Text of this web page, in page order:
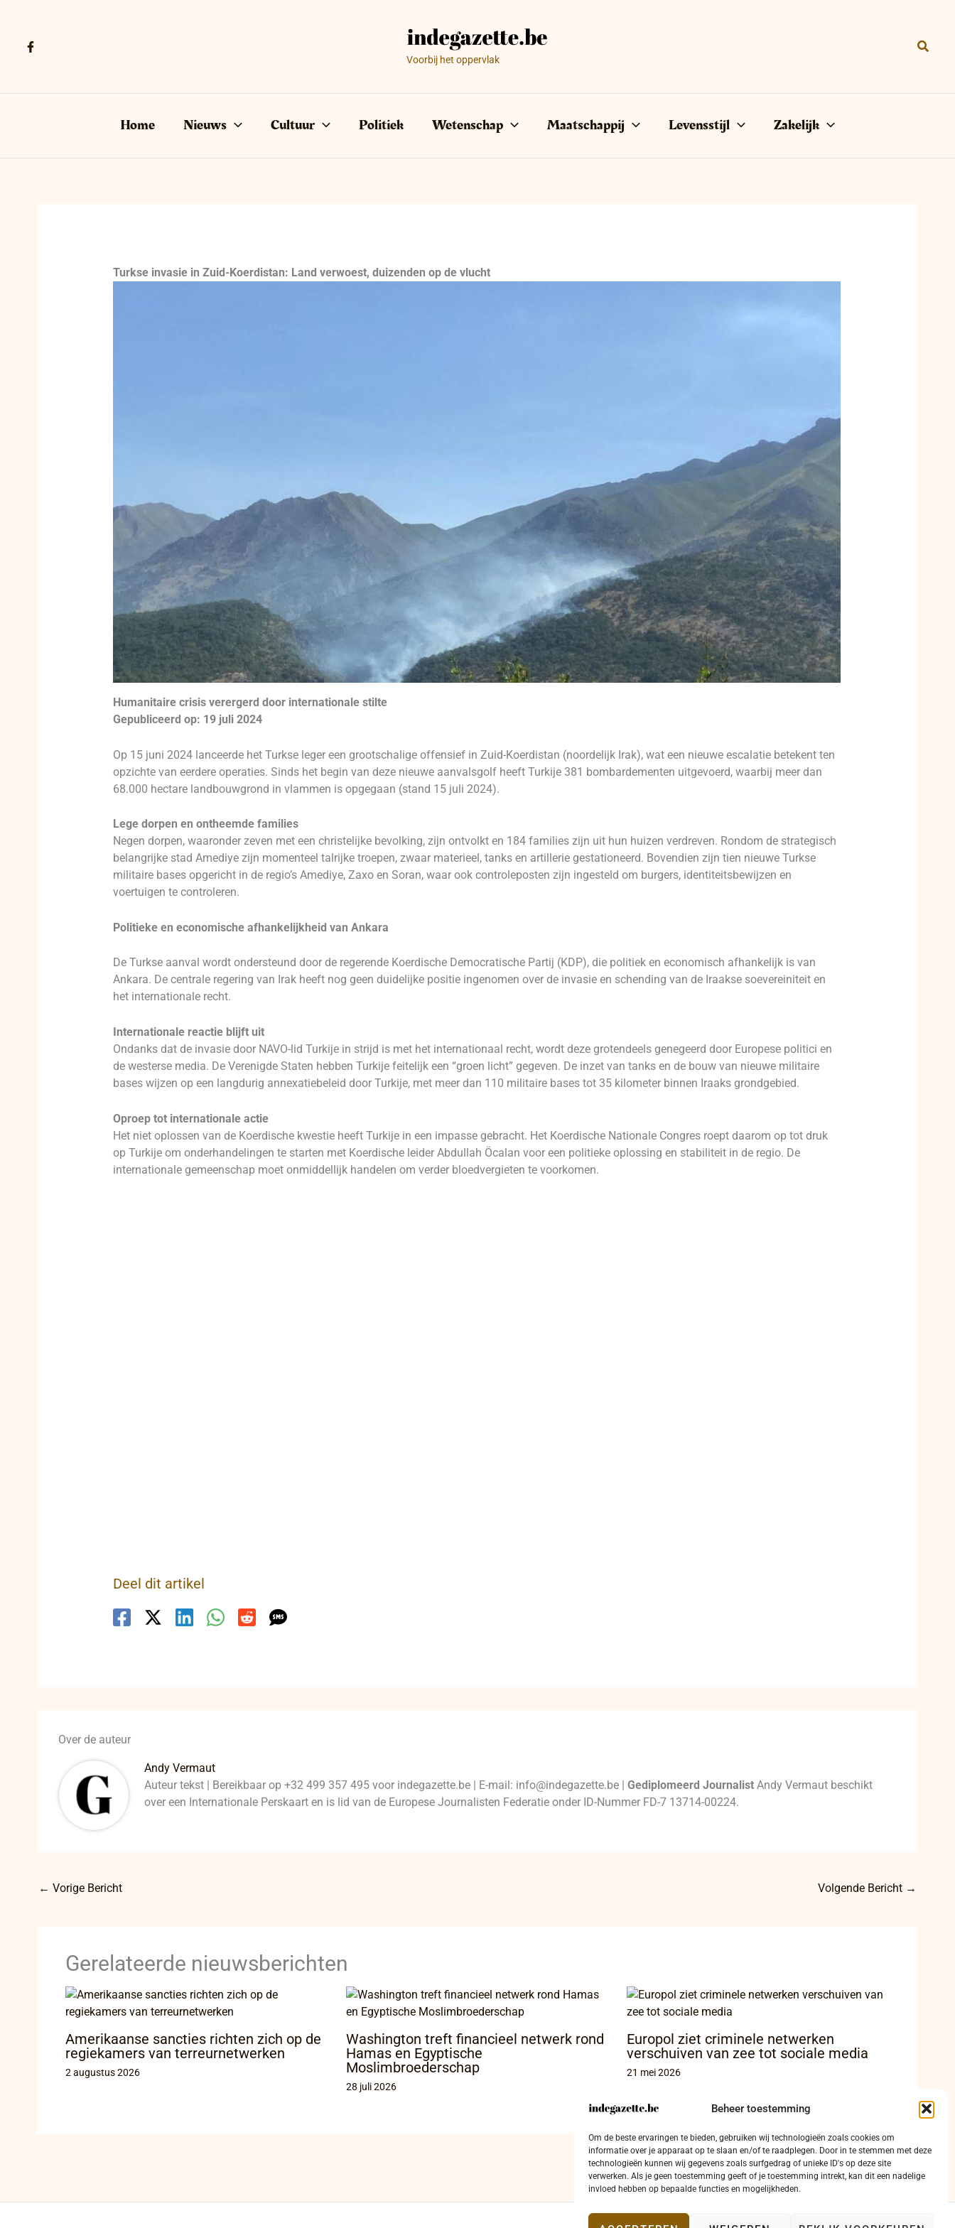
Beheer toestemming
Om de beste ervaringen te bieden, gebruiken wij technologieën zoals cookies om
informatie over je apparaat op te slaan en/of te raadplegen. Door in te stemmen met deze
technologieën kunnen wij gegevens zoals surfgedrag of unieke ID's op deze site
verwerken. Als je geen toestemming geeft of je toestemming intrekt, kan dit een nadelige
invloed hebben op bepaalde functies en mogelijkheden.
Voorbij het oppervlak
Home Nieuws Cultuur Politiek Wetenschap Maatschappij Levensstijl Zakelijk
Turkse invasie in Zuid-Koerdistan: Land verwoest, duizenden op de vlucht
Humanitaire crisis verergerd door internationale stilte
Gepubliceerd op: 19 juli 2024
Op 15 juni 2024 lanceerde het Turkse leger een grootschalige offensief in Zuid-Koerdistan (noordelijk Irak), wat een nieuwe escalatie betekent ten
opzichte van eerdere operaties. Sinds het begin van deze nieuwe aanvalsgolf heeft Turkije 381 bombardementen uitgevoerd, waarbij meer dan
68.000 hectare landbouwgrond in vlammen is opgegaan (stand 15 juli 2024).
Lege dorpen en ontheemde families
Negen dorpen, waaronder zeven met een christelijke bevolking, zijn ontvolkt en 184 families zijn uit hun huizen verdreven. Rondom de strategisch
belangrijke stad Amediye zijn momenteel talrijke troepen, zwaar materieel, tanks en artillerie gestationeerd. Bovendien zijn tien nieuwe Turkse
militaire bases opgericht in de regio’s Amediye, Zaxo en Soran, waar ook controleposten zijn ingesteld om burgers, identiteitsbewijzen en
voertuigen te controleren.
Politieke en economische afhankelijkheid van Ankara
De Turkse aanval wordt ondersteund door de regerende Koerdische Democratische Partij (KDP), die politiek en economisch afhankelijk is van
Ankara. De centrale regering van Irak heeft nog geen duidelijke positie ingenomen over de invasie en schending van de Iraakse soevereiniteit en
het internationale recht.
Internationale reactie blijft uit
Ondanks dat de invasie door NAVO-lid Turkije in strijd is met het internationaal recht, wordt deze grotendeels genegeerd door Europese politici en
de westerse media. De Verenigde Staten hebben Turkije feitelijk een “groen licht” gegeven. De inzet van tanks en de bouw van nieuwe militaire
bases wijzen op een langdurig annexatiebeleid door Turkije, met meer dan 110 militaire bases tot 35 kilometer binnen Iraaks grondgebied.
Oproep tot internationale actie
Het niet oplossen van de Koerdische kwestie heeft Turkije in een impasse gebracht. Het Koerdische Nationale Congres roept daarom op tot druk
op Turkije om onderhandelingen te starten met Koerdische leider Abdullah Öcalan voor een politieke oplossing en stabiliteit in de regio. De
internationale gemeenschap moet onmiddellijk handelen om verder bloedvergieten te voorkomen.
Deel dit artikel
Over de auteur
Andy Vermaut
Auteur tekst | Bereikbaar op +32 499 357 495 voor indegazette.be | E-mail: info@indegazette.be |Gediplomeerd Journalist Andy Vermaut beschikt
over een Internationale Perskaart en is lid van de Europese Journalisten Federatie onder ID-Nummer FD-7 13714-00224.
← Vorige Bericht Volgende Bericht →
Gerelateerde nieuwsberichten
Amerikaanse sancties richten zich op de
regiekamers van terreurnetwerken
2 augustus 2026
Washington treft financieel netwerk rond
Hamas en Egyptische
Moslimbroederschap
28 juli 2026
Europol ziet criminele netwerken
verschuiven van zee tot sociale media
21 mei 2026